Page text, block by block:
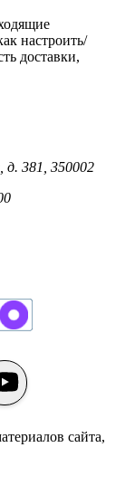
настроить/
доставки,
д. 381 350002
сайта,